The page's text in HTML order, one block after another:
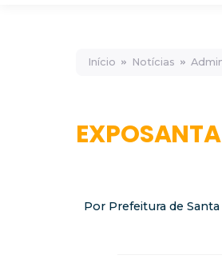
Início Notícias
Por Prefeitura de